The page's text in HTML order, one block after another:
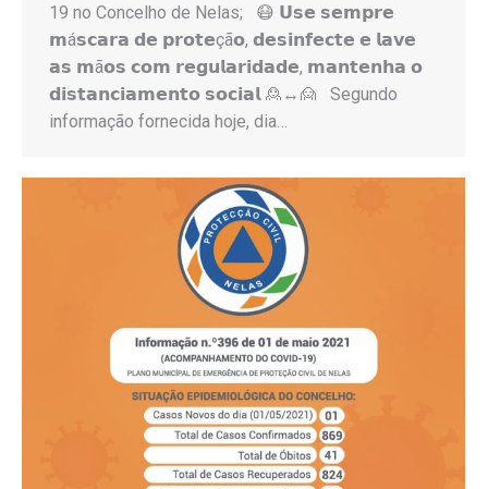
19 no Concelho de Nelas; 😷 𝗨𝘀𝗲 𝘀𝗲𝗺𝗽𝗿𝗲
𝗺á𝘀𝗰𝗮𝗿𝗮 𝗱𝗲 𝗽𝗿𝗼𝘁𝗲çã𝗼, 𝗱𝗲𝘀𝗶𝗻𝗳𝗲𝗰𝘁𝗲 𝗲 𝗹𝗮𝘃𝗲
𝗮𝘀 𝗺ã𝗼𝘀 𝗰𝗼𝗺 𝗿𝗲𝗴𝘂𝗹𝗮𝗿𝗶𝗱𝗮𝗱𝗲, 𝗺𝗮𝗻𝘁𝗲𝗻𝗵𝗮 𝗼
𝗱𝗶𝘀𝘁𝗮𝗻𝗰𝗶𝗮𝗺𝗲𝗻𝘁𝗼 𝘀𝗼𝗰𝗶𝗮𝗹 🙎↔️🙍 Segundo
informação fornecida hoje, dia…